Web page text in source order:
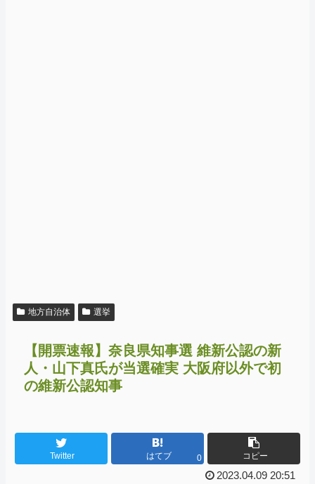
地方自治体 選挙
【開票速報】奈良県知事選 維新公認の新
人・山下真氏が当選確実 大阪府以外で初
の維新公認知事
Twitter はてブ 0 コピー
2023.04.09 20:51